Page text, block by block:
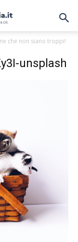
che non siano troppi!
unsplash